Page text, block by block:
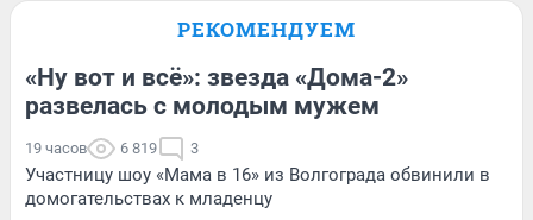
РЕКОМЕНДУЕМ
«Ну вот и всё»: звезда «Дома-2»
развелась с молодым мужем
19 часов 6 819 3
Участницу шоу «Мама в 16» из Волгограда обвинили в
домогательствах к младенцу